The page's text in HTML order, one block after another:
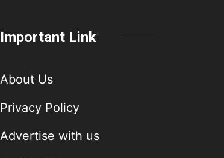
Important Link
About Us
Privacy Policy
Advertise with us